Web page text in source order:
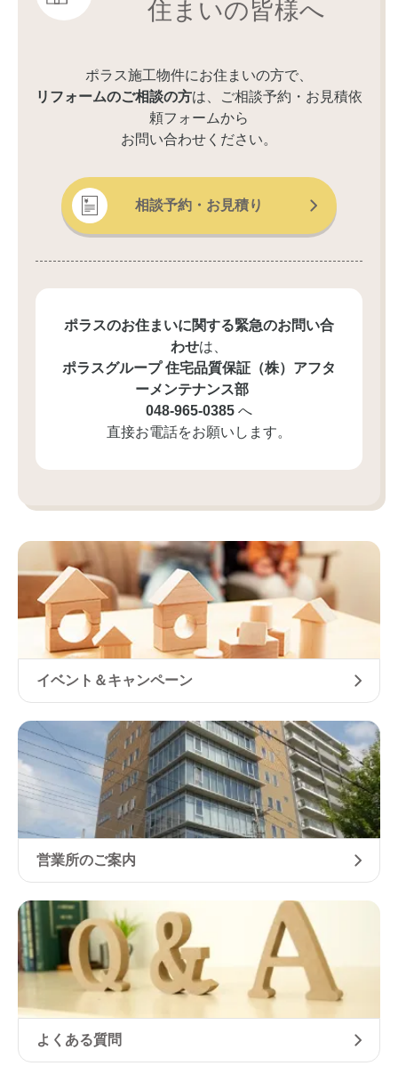
住まいの皆様へ
ポラス施工物件にお住まいの方で、
リフォームのご相談の方は、ご相談予約・お見積依
頼フォームから
お問い合わせください。
相談予約・お見積り
ポラスのお住まいに関する緊急のお問い合
わせは、
ポラスグループ 住宅品質保証（株） アフタ
ーメンテナンス部
048-965-0385 へ
直接お電話をお願いします。
イベント＆キャンペーン
営業所のご案内
よくある質問